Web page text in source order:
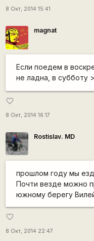
8 Окт, 2014 15:41
magnat
Если поедем в
не ладна, в субботу >
favorite_border
8 Окт, 2014 16:17
Rostislav. MD
прошлом году мы
Почти везде можно
южному берегу
favorite_border
8 Окт, 2014 22:47